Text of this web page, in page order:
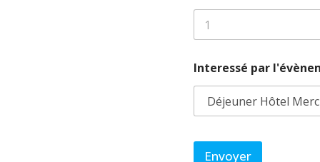
Interessé par
Envoyer